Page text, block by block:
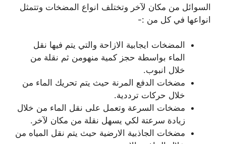
السوائل من مكان لآخر وتختلف انواع المضخات وتتمثل
انواعها في كل من :-
المضخات ايجابية الازاحة والتي يتم فيها نقل
الماء بواسطة حجز كمية منهومن ثم نقلة من
خلال انبوب.
مضخات الدفع المرنة حيث يتم تحريك الماء من
خلال حركات ترددية.
مضخات السرعة وتعمل على نقل الماء من خلال
زيادة سرعتة لكي يسهل نقلة من مكان لآخر.
مضخات الجاذبية الارضية حيث يتم نقل المياه من